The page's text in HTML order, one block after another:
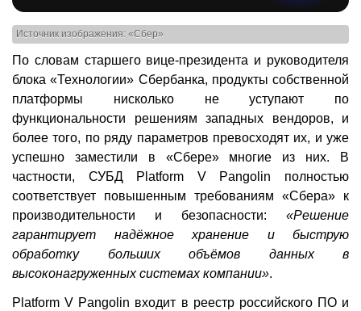
Источник изображения: «Сбер»
По словам старшего вице-президента и руководителя
блока «Технологии» Сбербанка, продукты собственной
платформы нисколько не уступают по
функциональности решениям западных вендоров, и
более того, по ряду параметров превосходят их, и уже
успешно заместили в «Сбере» многие из них. В
частности, СУБД Platform V Pangolin полностью
соответствует повышенным требованиям «Сбера» к
производительности и безопасности: «Решение
гарантирует надёжное хранение и быструю
обработку больших объёмов данных в
высоконагруженных системах компании».
Platform V Pangolin входит в реестр российского ПО и